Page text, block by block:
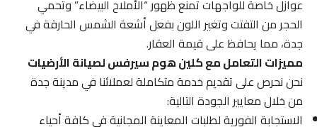
عوازل خاصة للواجهات تمنع ظهور “الأملاح البيضاء” وتحمي
الحجر من التفتت وتغير اللون بفعل أشعة الشمس الحارقة في
جدة، مما يحافظ على قيمة العقار.
مميزات التعامل مع كلين هوم سيرفس لصيانة الأرضيات
نحن نحرص على تقديم خدمة متكاملة لعملائنا في مدينة جدة
من خلال معايير الجودة التالية:
الاستجابة الفورية لطلبات المعاينة المجانية في كافة أحياء